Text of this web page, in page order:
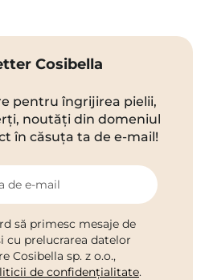
Cosibella
pentru îngrijirea pielii,
noutăți din domeniul
în căsuța ta de e-mail!
de e-mail
să primesc mesaje de
cu prelucrarea datelor
Cosibella sp. z o.o.,
de confidențialitate.